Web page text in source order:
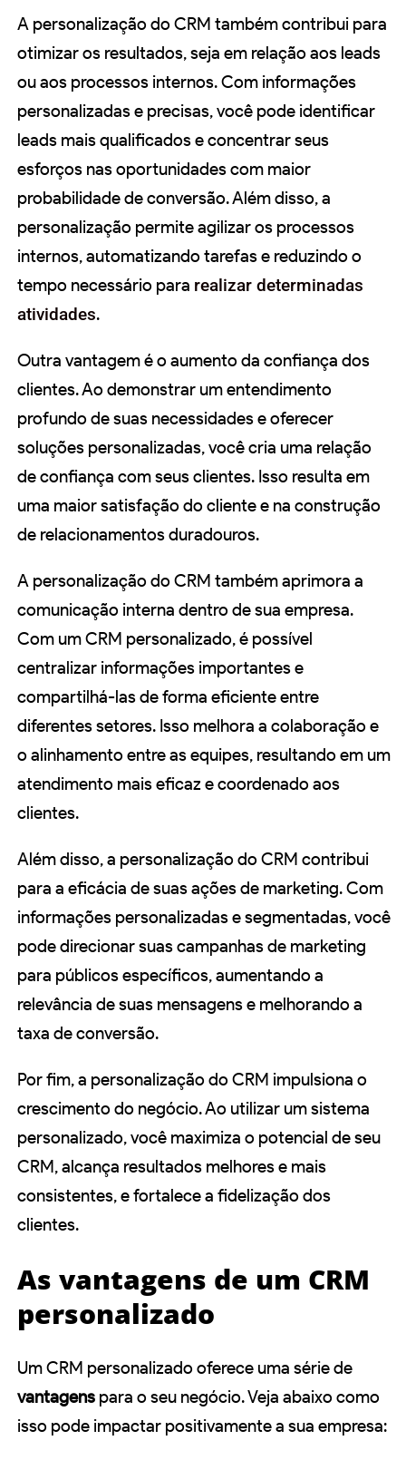
A personalização do CRM também contribui para
otimizar os resultados, seja em relação aos leads
ou aos processos internos. Com informações
personalizadas e precisas, você pode identificar
leads mais qualificados e concentrar seus
esforços nas oportunidades com maior
probabilidade de conversão. Além disso, a
personalização permite agilizar os processos
internos, automatizando tarefas e reduzindo o
tempo necessário para realizar determinadas
atividades.
Outra vantagem é o aumento da confiança dos
clientes. Ao demonstrar um entendimento
profundo de suas necessidades e oferecer
soluções personalizadas, você cria uma relação
de confiança com seus clientes. Isso resulta em
uma maior satisfação do cliente e na construção
de relacionamentos duradouros.
A personalização do CRM também aprimora a
comunicação interna dentro de sua empresa.
Com um CRM personalizado, é possível
centralizar informações importantes e
compartilhá-las de forma eficiente entre
diferentes setores. Isso melhora a colaboração e
o alinhamento entre as equipes, resultando em um
atendimento mais eficaz e coordenado aos
clientes.
Além disso, a personalização do CRM contribui
para a eficácia de suas ações de marketing. Com
informações personalizadas e segmentadas, você
pode direcionar suas campanhas de marketing
para públicos específicos, aumentando a
relevância de suas mensagens e melhorando a
taxa de conversão.
Por fim, a personalização do CRM impulsiona o
crescimento do negócio. Ao utilizar um sistema
personalizado, você maximiza o potencial de seu
CRM, alcança resultados melhores e mais
consistentes, e fortalece a fidelização dos
clientes.
As vantagens de um CRM
personalizado
Um CRM personalizado oferece uma série de
vantagens para o seu negócio. Veja abaixo como
isso pode impactar positivamente a sua empresa: